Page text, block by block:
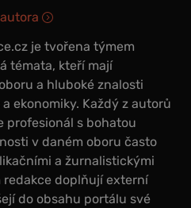
je tvořena týmem
témata, kteří mají
a hluboké znalosti
ekonomiky. Každý z autorů
profesionál s bohatou
v daném oboru často
a žurnalistickými
doplňují externí
do obsahu portálu své